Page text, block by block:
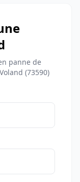
panne de
(73590)